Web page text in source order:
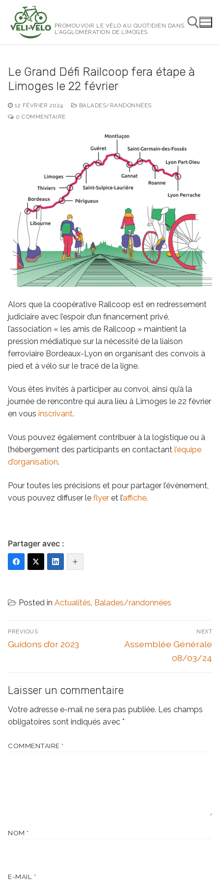
contenu
PROMOUVOIR LE VÉLO AU QUOTIDIEN DANS
L'AGGLOMÉRATION DE LIMOGES
Le Grand Défi Railcoop fera étape à
Limoges le 22 février
12 FÉVRIER 2024
BALADES/RANDONNÉES
0 COMMENTAIRE
Alors que la coopérative Railcoop est en redressement
judiciaire avec l’espoir d’un financement privé,
l’association « les amis de Railcoop » maintient la
pression médiatique sur la nécessité de la liaison
ferroviaire Bordeaux-Lyon en organisant des convois à
pied et à vélo sur le tracé de la ligne.
Vous êtes invités à participer au convoi, ainsi qu’à la
journée de rencontre qui aura lieu à Limoges le 22 février
en vous inscrivant.
Vous pouvez également contribuer à la logistique ou à
l’hébergement des participants en contactant l’équipe
d’organisation.
Pour toutes les précisions et pour partager l’évènement,
vous pouvez diffuser le flyer et l’affiche.
Partager avec :
Posted in Actualités, Balades/randonnées
Navigation
de
PREVIOUS
Previous
Guidons d’or 2023
NEXT
Next
Assemblée Générale
08/03/24
Laisser un commentaire
Votre adresse e-mail ne sera pas publiée. Les champs
obligatoires sont indiqués avec *
COMMENTAIRE *
NOM *
E-MAIL *